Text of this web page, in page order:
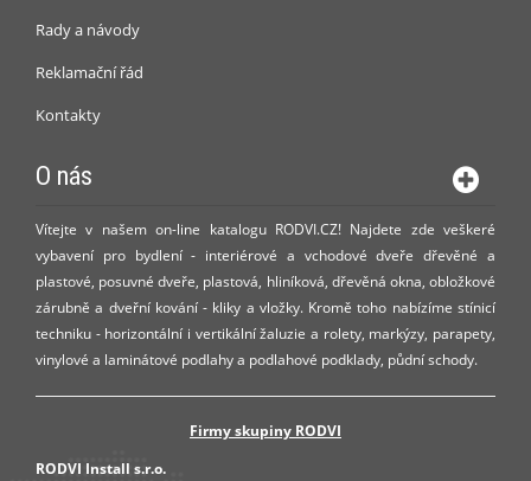
Rady a návody
Reklamační řád
Kontakty
O nás
Vítejte v našem on-line katalogu RODVI.CZ! Najdete zde veškeré
vybavení pro bydlení - interiérové a vchodové dveře dřevěné a
plastové, posuvné dveře, plastová, hliníková, dřevěná okna, obložkové
zárubně a dveřní kování - kliky a vložky. Kromě toho nabízíme stínicí
techniku - horizontální i vertikální žaluzie a rolety, markýzy, parapety,
vinylové a laminátové podlahy a podlahové podklady, půdní schody.
Firmy skupiny RODVI
RODVI Install s.r.o.